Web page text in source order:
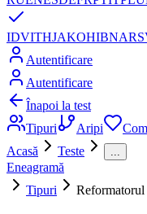
IDVITHJAKOHIBNAR
Autentificare
Autentificare
Înapoi la test
Tipuri
Aripi
Acasă
Teste ...
Eneagramă
Tipuri
Reformatorul